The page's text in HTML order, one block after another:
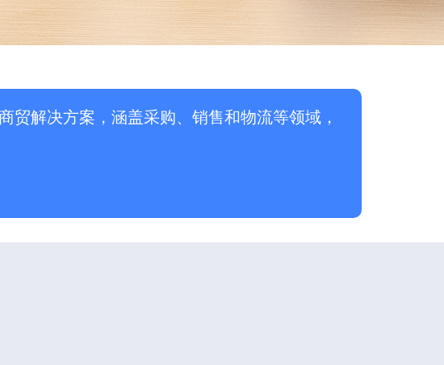
贸解决方案，涵盖采购、销售和物流等领域，